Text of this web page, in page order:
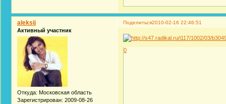
Поделиться2010-02-16 22:46:51
aleksij
Активный участник
Откуда: Московская область
Зарегистрирован: 2009-08-26
0